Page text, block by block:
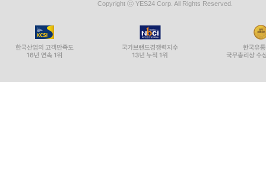
Copyright ⓒ YES24 Corp. All Rights Reserved.